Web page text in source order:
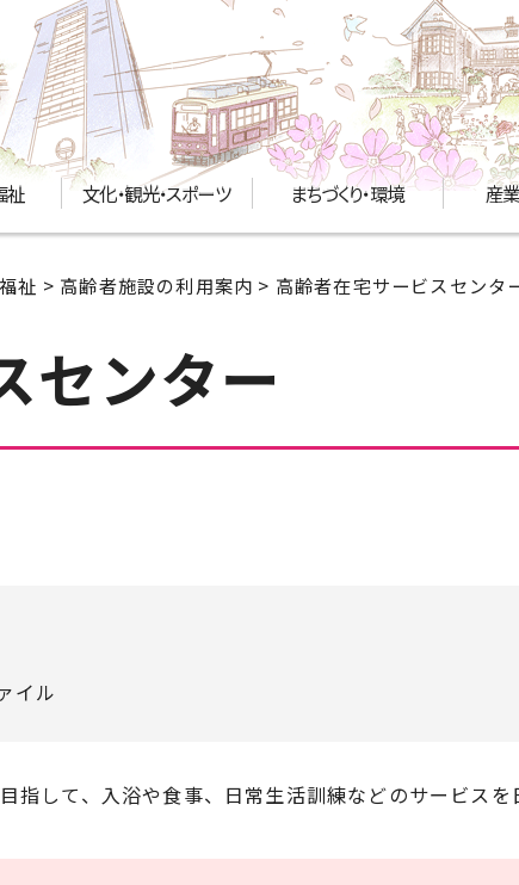
祉 文化・観光・スポーツ まちづくり・環境 産
祉 > 高齢者施設の利用案内 > 高齢者在宅サービスセンタ
センター
イル
指して、入浴や食事、日常生活訓練などのサービス